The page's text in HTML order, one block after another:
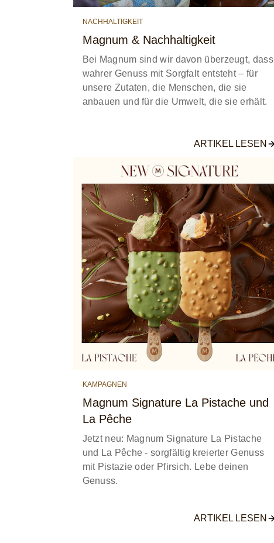
NACHHALTIGKEIT
Magnum & Nachhaltigkeit
Bei Magnum sind wir davon überzeugt, dass
wahrer Genuss mit Sorgfalt entsteht – für
unsere Zutaten, die Menschen, die sie
anbauen und für die Umwelt, die sie erhält.
ARTIKEL LESEN
KAMPAGNEN
Magnum Signature La Pistache und
La Pêche
Jetzt neu: Magnum Signature La Pistache
und La Pêche - sorgfältig kreierter Genuss
mit Pistazie oder Pfirsich. Lebe deinen
Genuss.
ARTIKEL LESEN